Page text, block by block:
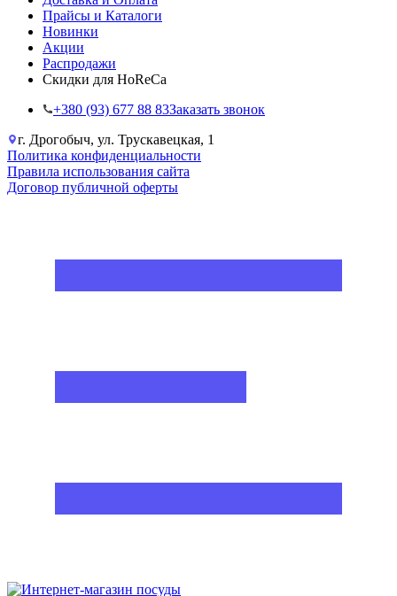
Прайсы и Каталоги
Новинки
Акции
Распродажи
Скидки для HoReCa
+38‎0 (93) 677 88 83Заказать звонок
г. Дрогобыч, ул. Трускавецкая, 1
Политика конфиденциальности
Правила использования сайта
Договор публичной оферты